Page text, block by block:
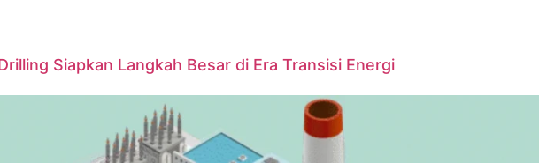
Siapkan Langkah Besar di Era Transisi Energi